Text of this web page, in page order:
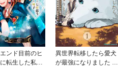
ンド目前のヒ
転生した私、
異世界転移したら愛犬
が最強になりました ～